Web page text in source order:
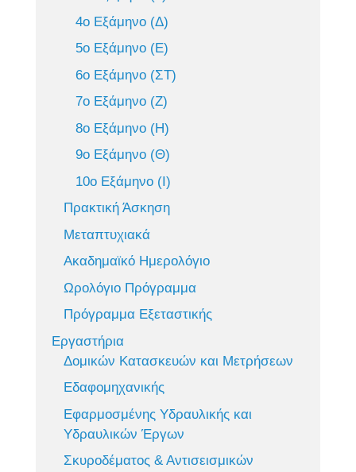
4ο Εξάμηνο (Δ)
5ο Εξάμηνο (Ε)
6ο Εξάμηνο (ΣΤ)
7ο Εξάμηνο (Ζ)
8ο Εξάμηνο (Η)
9ο Εξάμηνο (Θ)
10ο Εξάμηνο (Ι)
Πρακτική Άσκηση
Μεταπτυχιακά
Ακαδημαϊκό Ημερολόγιο
Ωρολόγιο Πρόγραμμα
Πρόγραμμα Εξεταστικής
Εργαστήρια
Δομικών Κατασκευών και Μετρήσεων
Εδαφομηχανικής
Εφαρμοσμένης Υδραυλικής και
Υδραυλικών Έργων
Σκυροδέματος & Αντισεισμικών